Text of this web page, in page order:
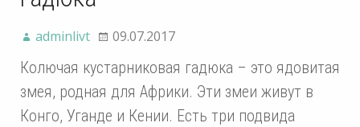
adminlivt 09.07.2017
Колючая кустарниковая гадюка – это ядовитая
змея, родная для Африки. Эти змеи живут в
Конго, Уганде и Кении. Есть три подвида